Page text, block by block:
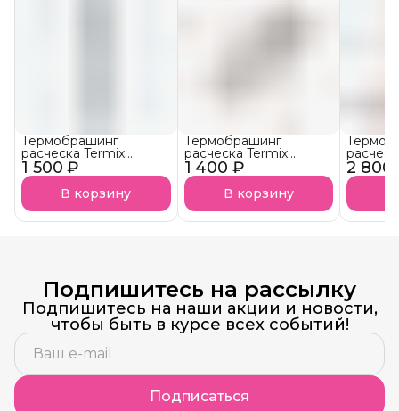
1 500 ₽
Термобрашинг
расческа Termix
Evolution XL
В корзину
1 400 ₽
Термобрашинг
расческа Termix
Evolution Soft
В корзину
2 800
Подпишитесь на рассылку
Подпишитесь на наши акции и новости,
чтобы быть в курсе всех событий!
Подписаться